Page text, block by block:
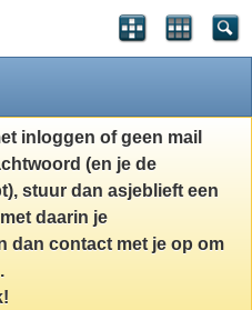
inloggen of geen mail
(en je de
stuur dan asjeblieft een
met daarin je
dan contact met je op om